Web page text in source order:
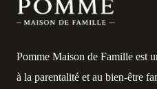
Pomme Maison de Famille est
à la parentalité et au bien-être